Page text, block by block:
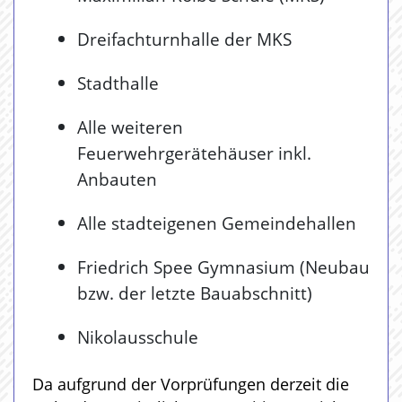
Dreifachturnhalle der MKS
Stadthalle
Alle weiteren
Feuerwehrgerätehäuser inkl.
Anbauten
Alle stadteigenen Gemeindehallen
Friedrich Spee Gymnasium (Neubau
bzw. der letzte Bauabschnitt)
Nikolausschule
Da aufgrund der Vorprüfungen derzeit die